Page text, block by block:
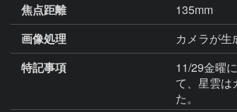
焦点距離
135mm
画像処理
カメラが生
特記事項
11/29金曜
て、星雲は
た。